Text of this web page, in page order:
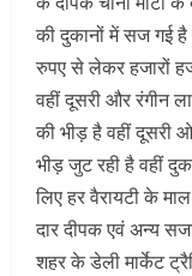
की दुकानों में सज गई है
रुपए से लेकर हजारों
वहीं दूसरी और रंगीन
की भीड़ है वहीं दूसरी
भीड़ जुट रही है वहीं
लिए हर वैरायटी के
दार दीपक एवं अन्य
शहर के डेली मार्केट